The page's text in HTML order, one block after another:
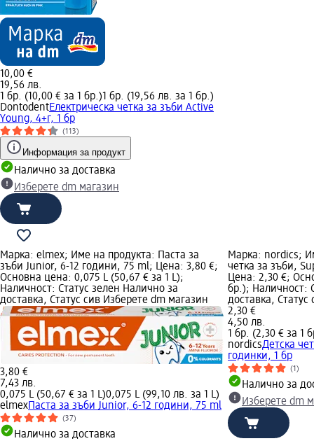
10,00 €
19,56 лв.
1 бр. (10,00 € за 1 бр.)1 бр. (19,56 лв. за 1 бр.)
DontodentЕлектрическа четка за зъби Active
Young, 4+г, 1 бр
(113)
Информация за продукт
Налично за доставка
Изберете dm магазин
Марка: elmex; Име на продукта: Паста за
зъби Junior, 6-12 години, 75 ml; Цена: 3,80 €;
Основна цена: 0,075 L (50,67 € за 1 L);
Наличност: Статус зелен Налично за
доставка, Статус сив Изберете dm магазин
3,80 €
7,43 лв.
0,075 L (50,67 € за 1 L)0,075 L (99,10 лв. за 1 L)
elmex Паста за зъби Junior, 6-12 години, 75 ml
(37)
Налично за доставка
Марка: nordics;
четка за зъби,
Цена: 2,30 €;
бр.); Наличност:
доставка,
2,30 €
4,50 лв.
1 бр. (2,30 € за 1
nordicsДетска
годинки, 1 бр
(1)
Налично за
Изберете dm